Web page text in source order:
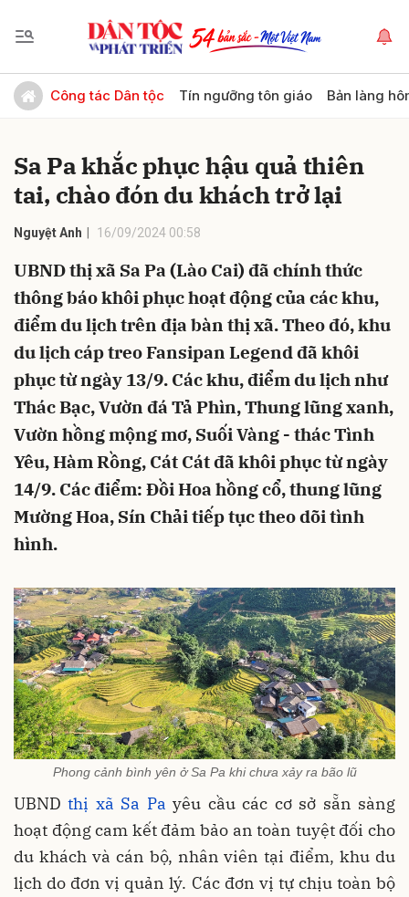
Công tác Dân tộc Tín ngưỡng tôn giáo Bản làng
Sa Pa khắc phục hậu quả thiên
tai, chào đón du khách trở lại
Nguyệt Anh 16/09/2024 00:58
UBND thị xã Sa Pa (Lào Cai) đã chính thức
thông báo khôi phục hoạt động của các khu,
điểm du lịch trên địa bàn thị xã. Theo đó, khu
du lịch cáp treo Fansipan Legend đã khôi
phục từ ngày 13/9. Các khu, điểm du lịch như
Thác Bạc, Vườn đá Tả Phìn, Thung lũng xanh,
Vườn hồng mộng mơ, Suối Vàng - thác Tình
Yêu, Hàm Rồng, Cát Cát đã khôi phục từ ngày
14/9. Các điểm: Đồi Hoa hồng cổ, thung lũng
Mường Hoa, Sín Chải tiếp tục theo dõi tình
hình.
Phong cảnh bình yên ở Sa Pa khi chưa xảy ra bão lũ
UBNDthị xã Sa Pa yêu cầu các cơ sở sẵn sàng
hoạt động cam kết đảm bảo an toàn tuyệt đối cho
du khách và cán bộ, nhân viên tại điểm, khu du
lịch do đơn vị quản lý. Các đơn vị tự chịu toàn bộ
Gửi bình luận
Hủy Gửi